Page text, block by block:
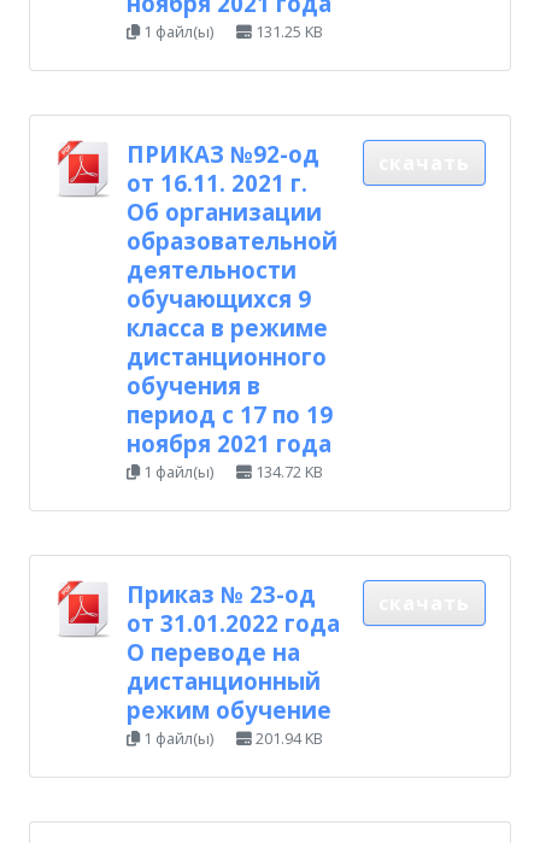
1 файл(ы) 131.25 KB
ПРИКАЗ №92-од
от 16.11. 2021 г.
Об организации
образовательной
деятельности
обучающихся 9
класса в режиме
дистанционного
обучения в
период с 17 по 19
ноября 2021 года
1 файл(ы) 134.72 KB
Приказ № 23-од
от 31.01.2022 года
О переводе на
дистанционный
режим обучение
1 файл(ы) 201.94 KB